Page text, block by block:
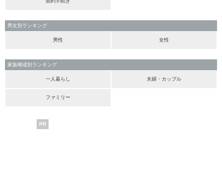
男女別ランキング
男性 女性
家族構成別ランキング
一人暮らし 夫婦・カップル
ファミリー
PR